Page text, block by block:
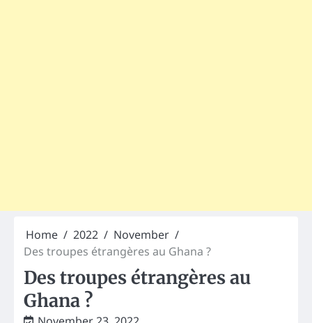
Home 2022
November
Des troupes étrangères au Ghana ?
Des troupes étrangères au
Ghana ?